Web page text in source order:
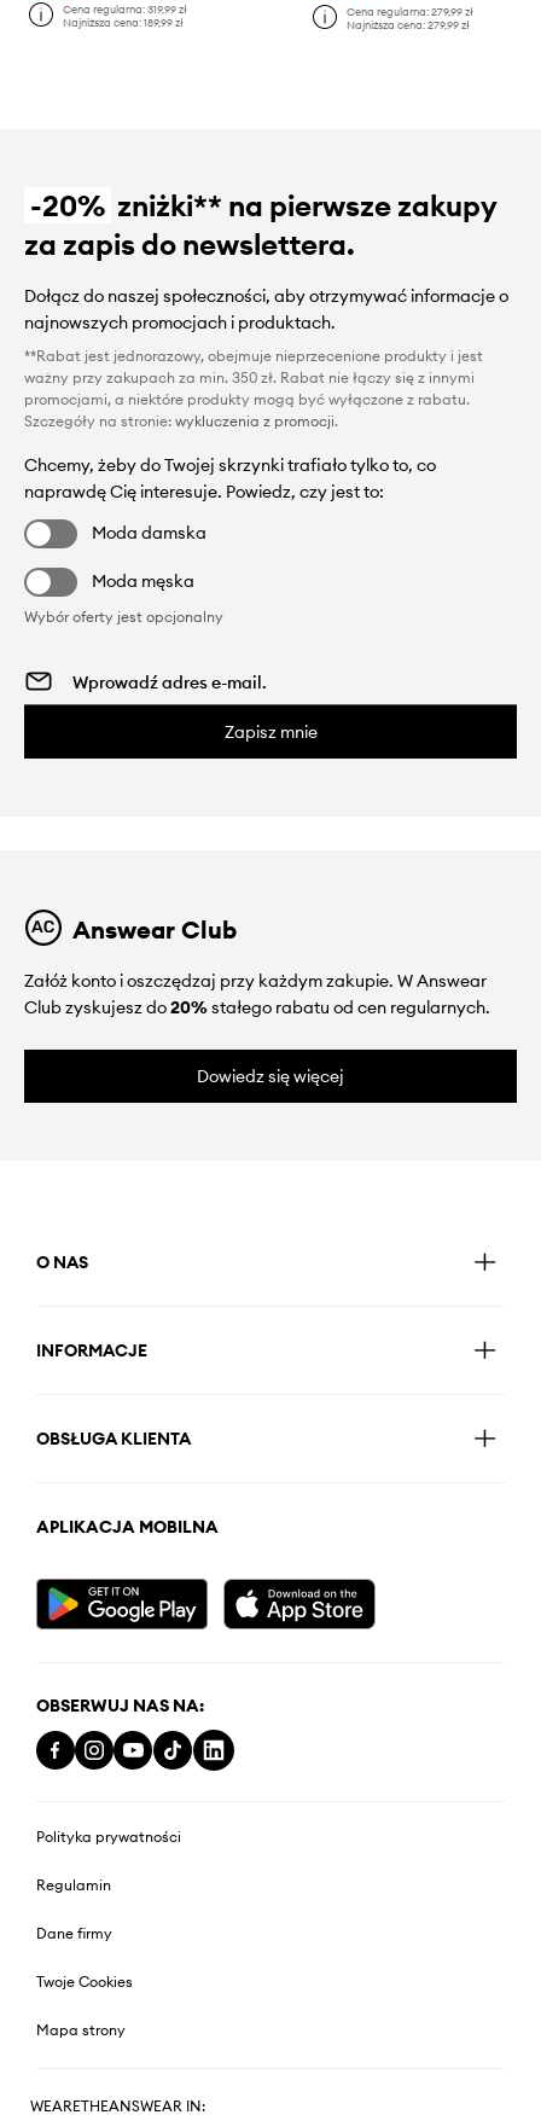
Cena regularna:319,99 zł
Najniższa cena:189,99 zł
Cena regularna: 279,99 zł
Najniższa cena: 279,99 zł
-20% zniżki** na pierwsze zakupy
za zapis do newslettera.
Dołącz do naszej społeczności, aby otrzymywać informacje o
najnowszych promocjach i produktach.
**Rabat jest jednorazowy, obejmuje nieprzecenione produkty i jest
ważny przy zakupach za min. 350 zł. Rabat nie łączy się z innymi
promocjami, a niektóre produkty mogą być wyłączone z rabatu.
Szczegóły na stronie: wykluczenia z promocji.
Chcemy, żeby do Twojej skrzynki trafiało tylko to, co
naprawdę Cię interesuje. Powiedz, czy jest to:
Moda damska
Moda męska
Wybór oferty jest opcjonalny
Zapisz mnie
Answear Club
Załóż konto i oszczędzaj przy każdym zakupie. W Answear
Club zyskujesz do20%stałego rabatu od cen regularnych.
Dowiedz się więcej
O NAS
INFORMACJE
OBSŁUGA KLIENTA
APLIKACJA MOBILNA
OBSERWUJ NAS NA:
Polityka prywatności
Regulamin
Dane firmy
Twoje Cookies
Mapa strony
WEARETHEANSWEAR IN: